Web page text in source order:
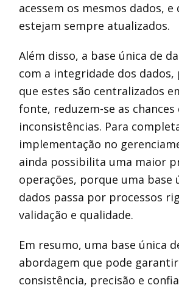
acessem os mesmos dados, e
estejam sempre atualizados.
Além disso, a base única de
com a integridade dos dados,
que estes são centralizados
fonte, reduzem-se as chances
inconsistências. Para
implementação no
ainda possibilita uma maior
operações, porque uma base
dados passa por processos
validação e qualidade.
Em resumo, uma base única
abordagem que pode
consistência, precisão e